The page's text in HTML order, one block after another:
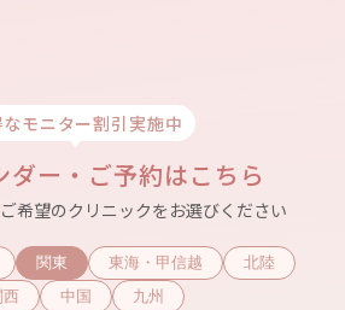
モニター割引実施中
ダー・ご予約はこちら
希望のクリニックをお選びください
関東 東海・甲信越
北陸
西
中国 九州